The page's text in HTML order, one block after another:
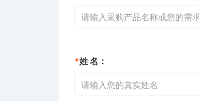
*姓 名：